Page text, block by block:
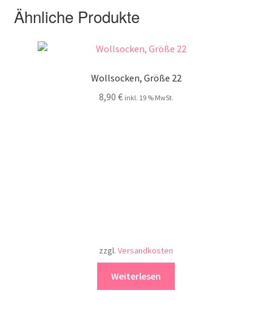
Ähnliche Produkte
Wollsocken, Größe 22
8,90 € inkl. 19 % MwSt.
zzgl. Versandkosten
Weiterlesen